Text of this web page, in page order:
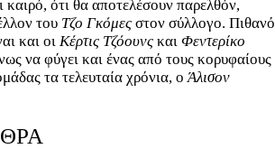
καιρό, ότι θα αποτελέσουν παρελθόν,
του Τζο Γκόμες στον σύλλογο. Πιθανό
και οι Κέρτις Τζόουνς και Φεντερίκο
να φύγει και ένας από τους κορυφαίους
τα τελευταία χρόνια, οΆλισον